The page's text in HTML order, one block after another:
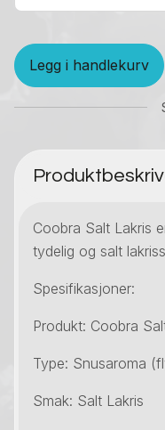
Legg i handlekurv
Coobra Salt Lakris
tydelig og salt
Spesifikasjoner:
Produkt: Coobra
Type: Snusaroma
Smak: Salt Lakris